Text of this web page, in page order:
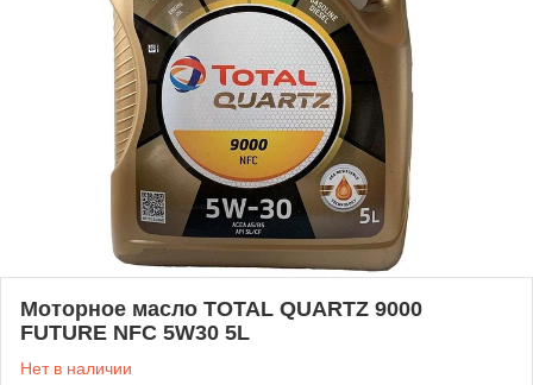
Моторное масло TOTAL QUARTZ 9000
FUTURE NFC 5W30 5L
Нет в наличии